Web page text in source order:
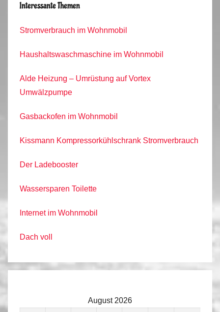
Interessante Themen
Stromverbrauch im Wohnmobil
Haushaltswaschmaschine im Wohnmobil
Alde Heizung – Umrüstung auf Vortex
Umwälzpumpe
Gasbackofen im Wohnmobil
Kissmann Kompressorkühlschrank Stromverbrauch
Der Ladebooster
Wassersparen Toilette
Internet im Wohnmobil
Dach voll
August 2026